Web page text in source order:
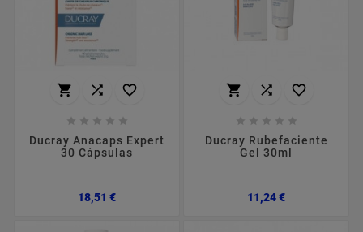
  
    
Ducray Anacaps Expert
30 Cápsulas
18,51 €Preço
  
    
Ducray Rubefaciente
Gel 30ml
11,24 €Preço